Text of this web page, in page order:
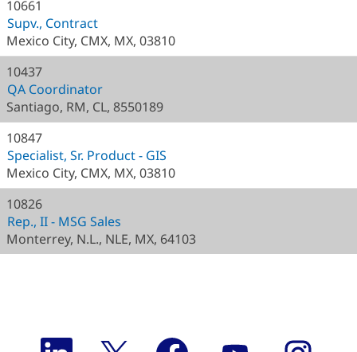
10661
Supv., Contract
Mexico City, CMX, MX, 03810
10437
QA Coordinator
Santiago, RM, CL, 8550189
10847
Specialist, Sr. Product - GIS
Mexico City, CMX, MX, 03810
10826
Rep., II - MSG Sales
Monterrey, N.L., NLE, MX, 64103
S S S